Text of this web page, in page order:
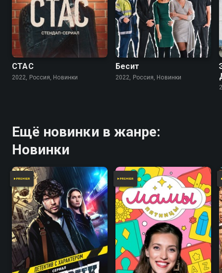
СТАС
2022, Россия, Новинки
Бесит
2022, Россия, Новинки
Ещё новинки в жанре:
Новинки